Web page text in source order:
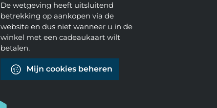
De wetgeving heeft uitsluitend
betrekking op aankopen via de
website en dus niet wanneer u in de
winkel met een cadeaukaart wilt
betalen.
Mijn cookies beheren